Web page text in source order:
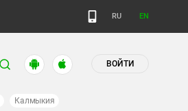
RU EN
ВОЙТИ
Калмыкия